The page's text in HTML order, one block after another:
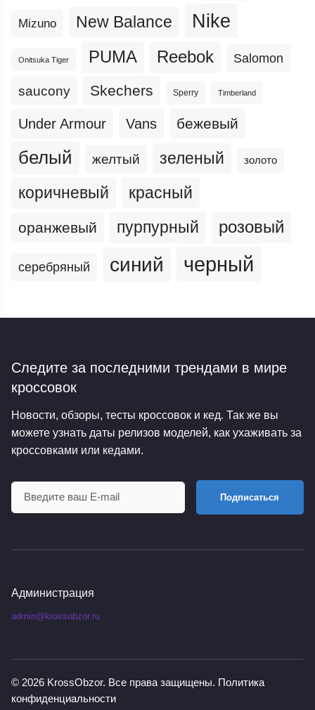
Mizuno New Balance Nike
Onitsuka Tiger PUMA Reebok Salomon
saucony Skechers Sperry Timberland
Under Armour Vans бежевый
белый желтый зеленый золото
коричневый красный
оранжевый пурпурный розовый
серебряный синий черный
Следите за последними трендами в мире
кроссовок
Новости, обзоры, тесты кроссовок и кед. Так же вы
можете узнать даты релизов моделей, как ухаживать за
кроссовками или кедами.
Подписаться
Администрация
admin@krossobzor.ru
© 2026 KrossObzor. Все права защищены. Политика
конфиденциальности